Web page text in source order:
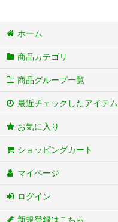
ホーム
商品カテゴリ
商品グループ一覧
最近チェックしたアイテム
お気に入り
ショッピングカート
マイページ
ログイン
新規登録はこちら